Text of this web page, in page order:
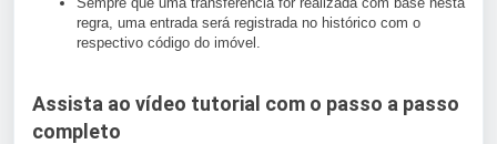
regra, uma entrada será registrada no histórico com o
respectivo código do imóvel.
Assista ao vídeo tutorial com o passo a passo
completo